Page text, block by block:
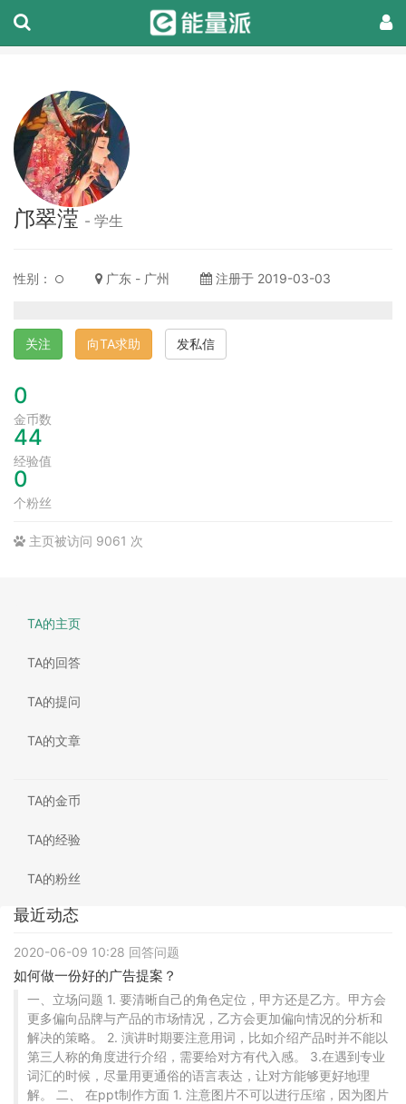
邝翠滢 - 学生
性别： 广东 - 广州 注册于 2019-03-03
关注 向TA求助 发私信
0
金币数
44
经验值
0
个粉丝
主页被访问 9061 次
TA的主页
TA的回答
TA的提问
TA的文章
TA的金币
TA的经验
TA的粉丝
最近动态
2020-06-09 10:28 回答问题
如何做一份好的广告提案？
一、立场问题 1. 要清晰自己的角色定位，甲方还是乙方。甲方会
更多偏向品牌与产品的市场情况，乙方会更加偏向情况的分析和
解决的策略。 2. 演讲时期要注意用词，比如介绍产品时并不能以
第三人称的角度进行介绍，需要给对方有代入感。 3.在遇到专业
词汇的时候，尽量用更通俗的语言表达，让对方能够更好地理
解。 二、 在ppt制作方面 1. 注意图片不可以进行压缩，因为图片